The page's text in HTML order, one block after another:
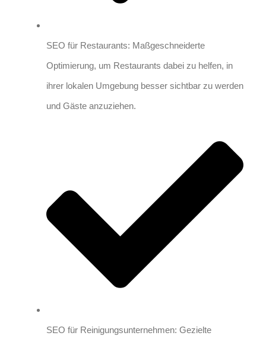
SEO für Restaurants: Maßgeschneiderte
Optimierung, um Restaurants dabei zu helfen, in
ihrer lokalen Umgebung besser sichtbar zu werden
und Gäste anzuziehen.
SEO für Reinigungsunternehmen: Gezielte